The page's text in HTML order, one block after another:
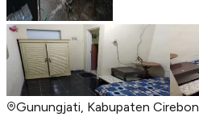
Gunungjati, Kabupaten Cirebon